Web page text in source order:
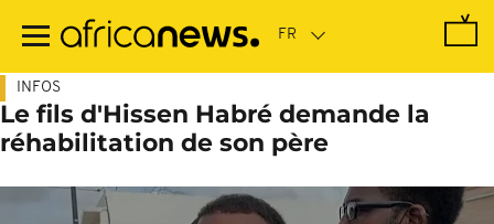
contenu
INFOS
Le fils d'Hissen Habré demande la
réhabilitation de son père